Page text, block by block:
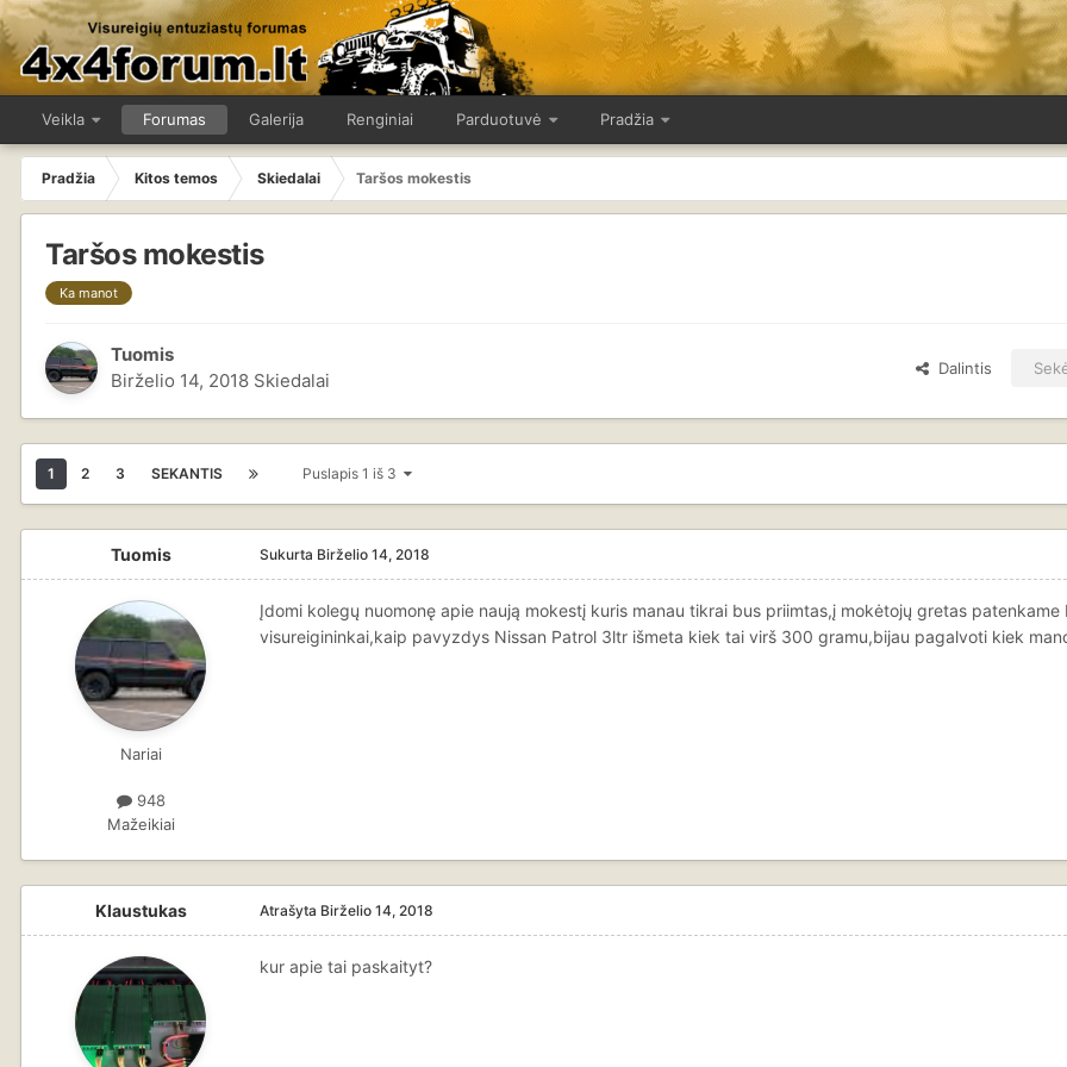
Veikla Forumas Galerija Renginiai Parduotuvė Pradžia
Pradžia Kitos temos Skiedalai Taršos mokestis
Taršos mokestis
Ka manot
Tuomis
Birželio 14, 2018 Skiedalai
Dalintis
1 2 3 SEKANTIS Puslapis 1 iš 3
Tuomis
Nariai
948
Mažeikiai
Sukurta Birželio 14, 2018
Įdomi kolegų nuomonę apie naują mokestį kuris manau tikrai bus priimtas,į mokėtojų gretas patenkame
visureigininkai,kaip pavyzdys Nissan Patrol 3ltr išmeta kiek tai virš 300 gramu,bijau pagalvoti kiek
Klaustukas Atrašyta Birželio 14, 2018
kur apie tai paskaityt?